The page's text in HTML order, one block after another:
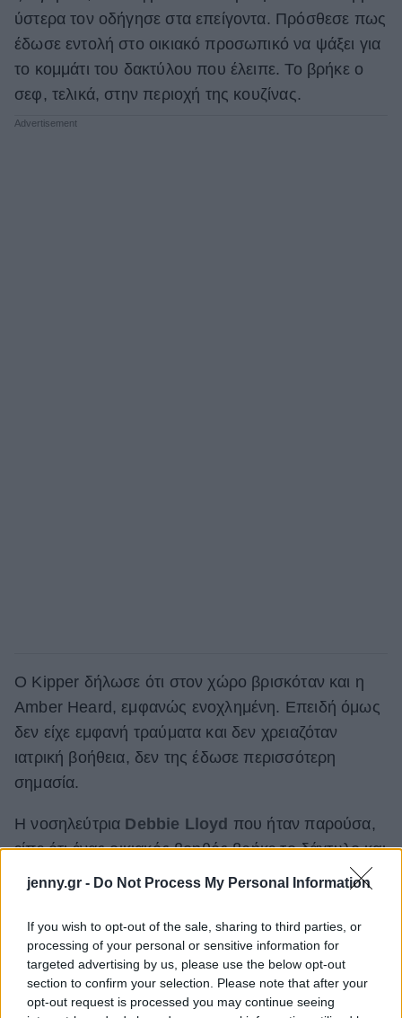
jenny.gr - Do Not Process My Personal Information
If you wish to opt-out of the sale, sharing to third parties, or
processing of your personal or sensitive information for
targeted advertising by us, please use the below opt-out
section to confirm your selection. Please note that after your
opt-out request is processed you may continue seeing
ύστερα τον οδήγησε στα επείγοντα. Πρόσθεσε πως
έδωσε εντολή στο οικιακό προσωπικό να ψάξει για
το κομμάτι του δακτύλου που έλειπε. Το βρήκε ο
σεφ, τελικά, στην περιοχή της κουζίνας.
Ο Kipper δήλωσε ότι στον χώρο βρισκόταν και η
Amber Heard, εμφανώς ενοχλημένη. Επειδή όμως
δεν είχε εμφανή τραύματα και δεν χρειαζόταν
ιατρική βοήθεια, δεν της έδωσε περισσότερη
σημασία.
Η νοσηλεύτρια Debbie Lloyd που ήταν παρούσα,
είπε ότι ένας οικιακός βοηθός βρήκε το δάχτυλο και
το πήγε στα επείγοντα. Στη συνέχεια, ο Depp